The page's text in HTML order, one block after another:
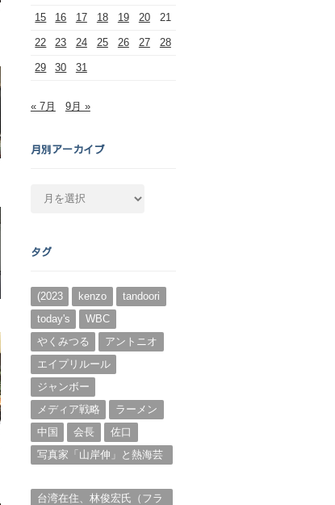
15 16 17 18 19 20 21
22 23 24 25 26 27 28
29 30 31
« 7月 9月 »
月別アーカイブ
カ
ブ
タグ
(2023 kenzo
tandoori
today's
WBC
やくみつる
アントニオ
エイプリルール
ジャンボー
メディア戦略
ラーメン
中国
会長
佐口
写真家「山岸伸」と熱海芸
台湾在住、林俊宏氏（フラ